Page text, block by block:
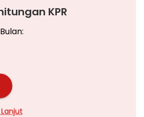
KPR
Lanjut